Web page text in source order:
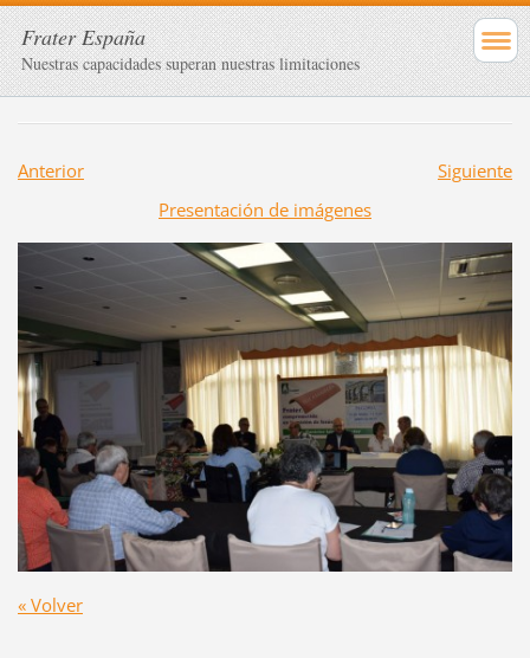
Frater España
Nuestras capacidades superan nuestras limitaciones
Anterior
Siguiente
Presentación de imágenes
« Volver